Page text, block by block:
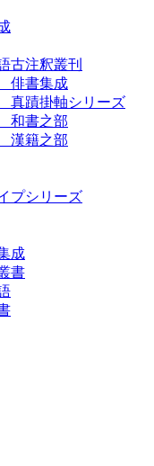
古注釈叢刊
俳書集成
真蹟掛軸シリーズ
和書之部
漢籍之部
プシリーズ
成
書